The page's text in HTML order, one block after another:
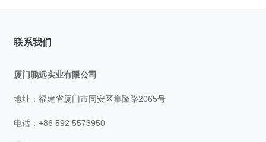
联系我们
厦门鹏远实业有限公司
地址：福建省厦门市同安区集隆路2065号
电话：+86 592 5573950